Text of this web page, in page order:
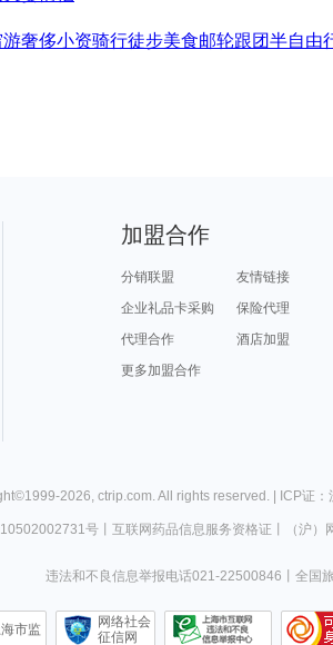
游奢侈小资骑行徒步美食邮轮跟团半自由
加盟合作
分销联盟
友情链接
企业礼品卡采购
保险代理
代理合作
酒店加盟
更多加盟合作
1999-2026, ctrip.com. All rights reserved. | ICP证
号丨 互联网药品信息服务资格证 （沪
违法和不良信息举报电话021-22500846 全国
市监
网络社会
征信网